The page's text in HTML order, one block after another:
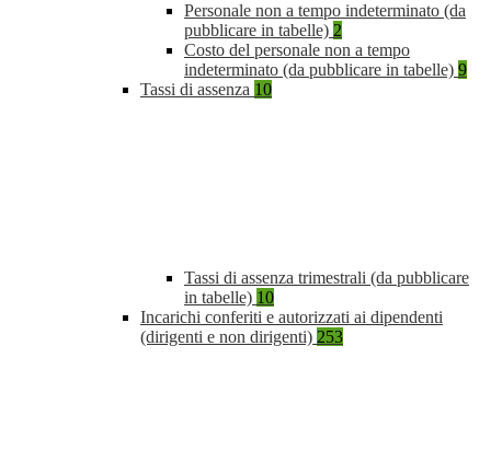
Personale non a tempo indeterminato (da
pubblicare in tabelle) 2
Costo del personale non a tempo
indeterminato (da pubblicare in tabelle) 9
Tassi di assenza 10
Tassi di assenza trimestrali (da pubblicare
in tabelle) 10
Incarichi conferiti e autorizzati ai dipendenti
(dirigenti e non dirigenti) 253